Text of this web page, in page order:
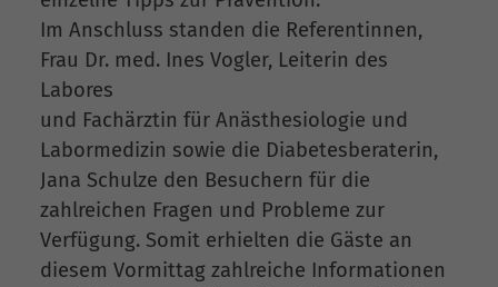
Im Anschluss standen die Referentinnen,
Frau Dr. med. Ines Vogler, Leiterin des
Labores
und Fachärztin für Anästhesiologie und
Labormedizin sowie die Diabetesberaterin,
Jana Schulze den Besuchern für die
zahlreichen Fragen und Probleme zur
Verfügung. Somit erhielten die Gäste an
diesem Vormittag zahlreiche Informationen